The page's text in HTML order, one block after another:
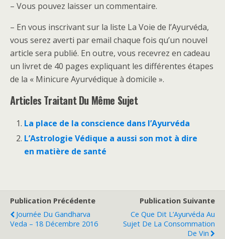
– Vous pouvez laisser un commentaire.
– En vous inscrivant sur la liste La Voie de l’Ayurvéda,
vous serez averti par email chaque fois qu’un nouvel
article sera publié. En outre, vous recevrez en cadeau
un livret de 40 pages expliquant les différentes étapes
de la « Minicure Ayurvédique à domicile ».
Articles Traitant Du Même Sujet
La place de la conscience dans l’Ayurvéda
L’Astrologie Védique a aussi son mot à dire
en matière de santé
Publication Précédente
Journée Du Gandharva
Veda – 18 Décembre 2016
Publication Suivante
Ce Que Dit L’Ayurvéda Au
Sujet De La Consommation
De Vin